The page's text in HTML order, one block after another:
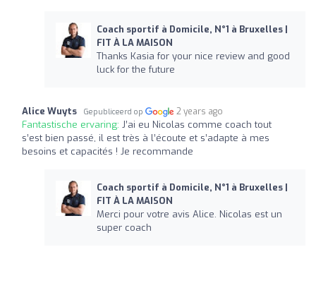
Coach sportif à Domicile, N°1 à Bruxelles |
FIT À LA MAISON
Thanks Kasia for your nice review and good
luck for the future
Alice Wuyts Gepubliceerd op 2 years ago
Fantastische ervaring: J’ai eu Nicolas comme coach tout
s’est bien passé, il est très à l’écoute et s’adapte à mes
besoins et capacités ! Je recommande
Coach sportif à Domicile, N°1 à Bruxelles |
FIT À LA MAISON
Merci pour votre avis Alice. Nicolas est un
super coach